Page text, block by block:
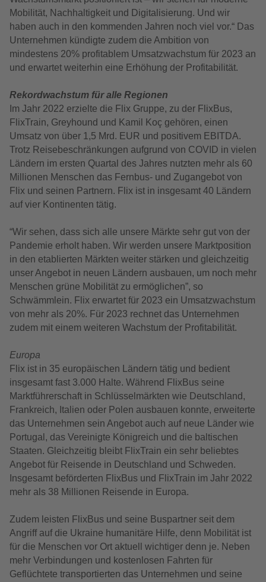
Mobilität, Nachhaltigkeit und Digitalisierung. Und wir
haben auch in den kommenden Jahren noch viel vor.“ Das
Unternehmen kündigte zudem die Ambition von
mindestens 20% profitablem Umsatzwachstum für 2023 an
und erwartet weiterhin eine Erhöhung der Profitabilität.
Rekordwachstum für alle Regionen
Im Jahr 2022 erzielte die Flix Gruppe, zu der FlixBus,
FlixTrain, Greyhound und Kamil Koç gehören, einen
Umsatz von über 1,5 Mrd. EUR und positivem EBITDA.
Trotz Reisebeschränkungen aufgrund von COVID in vielen
Ländern im ersten Quartal des Jahres nutzten mehr als 60
Millionen Menschen das Fernbus- und Zugangebot von
Flix und seinen Partnern. Flix ist in insgesamt 40 Ländern
auf vier Kontinenten tätig.
“Wir sehen, dass sich alle unsere Märkte sehr gut von der
Pandemie erholt haben. Wir werden unsere Marktposition
in den etablierten Märkten weiter stärken und gleichzeitig
unser Angebot in neuen Ländern ausbauen, um noch mehr
Menschen grüne Mobilität zu ermöglichen”, so
Schwämmlein. Flix erwartet für 2023 ein Umsatzwachstum
von mehr als 20%. Für 2023 rechnet das Unternehmen
zudem mit einem weiteren Wachstum der Profitabilität.
Europa
Flix ist in 35 europäischen Ländern tätig und bedient
insgesamt fast 3.000 Halte. Während FlixBus seine
Marktführerschaft in Schlüsselmärkten wie Deutschland,
Frankreich, Italien oder Polen ausbauen konnte, erweiterte
das Unternehmen sein Angebot auch auf neue Länder wie
Portugal, das Vereinigte Königreich und die baltischen
Staaten. Gleichzeitig bleibt FlixTrain ein sehr beliebtes
Angebot für Reisende in Deutschland und Schweden.
Insgesamt beförderten FlixBus und FlixTrain im Jahr 2022
mehr als 38 Millionen Reisende in Europa.
Zudem leisten FlixBus und seine Buspartner seit dem
Angriff auf die Ukraine humanitäre Hilfe, denn Mobilität ist
für die Menschen vor Ort aktuell wichtiger denn je. Neben
mehr Verbindungen und kostenlosen Fahrten für
Geflüchtete transportierten das Unternehmen und seine